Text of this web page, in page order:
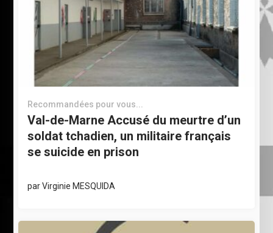
Recommandées pour vous...
Val-de-Marne Accusé du meurtre d’un
soldat tchadien, un militaire français
se suicide en prison
parVirginie MESQUIDA